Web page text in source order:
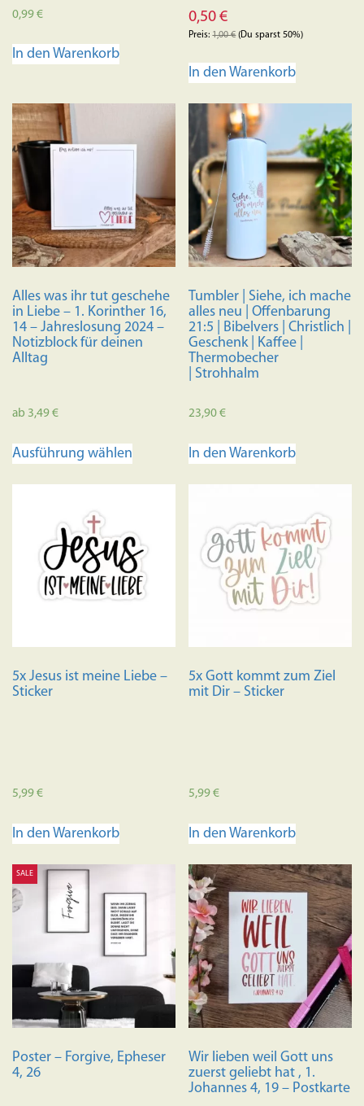
0,99€
In den Warenkorb
0,50€
Preis:1,00€(Du sparst 50%)
In den Warenkorb
Alles was ihr tut geschehe
in Liebe – 1. Korinther 16,
14 – Jahreslosung 2024 –
Notizblock für deinen
Alltag
ab 3,49€
Ausführung wählen
auf.
Die
Optionen
können
gewählt
Tumbler | Siehe, ich mache
alles neu | Offenbarung
21:5 | Bibelvers | Christlich |
Geschenk | Kaffee |
Thermobecher
| Strohhalm
23,90€
In den Warenkorb
5x Jesus ist meine Liebe –
Sticker
5,99€
In den Warenkorb
5x Gott kommt zum Ziel
mit Dir – Sticker
5,99€
In den Warenkorb
SALE
Poster – Forgive, Epheser
4, 26
Wir lieben weil Gott uns
zuerst geliebt hat , 1.
Johannes 4, 19 – Postkarte